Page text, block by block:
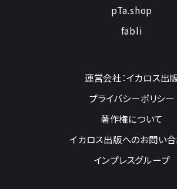
pTa.shop
fabli
運営会社：イカロス出
プライバシーポリシー
著作権について
イカロス出版へのお問い
インプレスグループ